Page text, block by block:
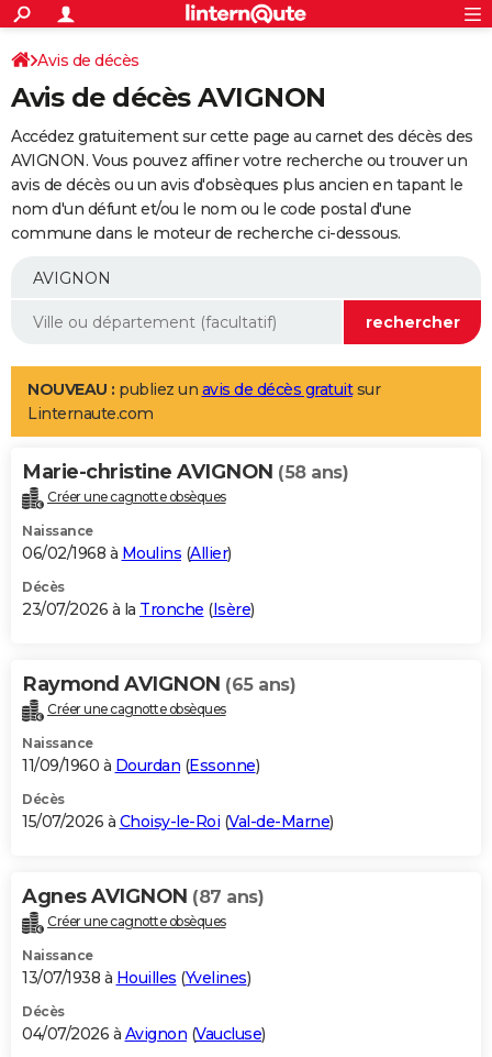
ACTUALITÉS
Politique
Société
Faits Divers
Education
Monde
Villes
+
SPORT
Coupe du monde 2026
Football
Tennis
Cyclisme
Rugby
Forum
Programme TV
TNT
Streaming
Cinéma
Sorties cinéma
Musique
+
FINANCE
Retraite
Epargne
Immobilier
Risques naturels par ville
Banque
Assurance
AUTO
Essais
Réserver un essai
Citadines
Berlines
SUV
Forum auto
+
Mobiles
Meilleur smartphone
Internet
Ordinateurs
Jeux vidéo
Guide high-tech
Aménagement intérieur
LIFESTYLE
Art de vivre
Bien-être
Loisirs
Mode
Modes de vie
Alimentation
Guide de la santé
Maladies
Médicaments
Sommeil
VOYAGE
Destinations
City break
Voyage nature
Voyage de noces
Forum
Climat
+PHOTO
GUIDES D'ACHAT
BONS PLANS
Carte de Noël
Carte Bonne année
Carte Saint-Valentin
Carte Pâques
Carte d'anniversaire
DICTIONNAIRE
Dictionnaire
Biographies
Citations
Expressions
Proverbes
PROGRAMME TV
S'inscrire
Se connecter
Lycées
Collèges
Primaires
Universités
Entreprises
Service militaire
Avis de recherche
AVIS DE DÉCÈS
Bricolage
Lifestyle
Culture
Sport
Auto
Television
Voyage
Cinema
Avis de décès
Avis de décès AVIGNON
Accédez gratuitement sur cette page au carnet des décès des
AVIGNON. Vous pouvez affiner votre recherche ou trouver un
avis de décès ou un avis d'obsèques plus ancien en tapant le
nom d'un défunt et/ou le nom ou le code postal d'une
commune dans le moteur de recherche ci-dessous.
NOUVEAU : publiez un avis de décès gratuitsur
Linternaute.com
Marie-christine AVIGNON (58 ans)
Créer une cagnotte obsèques
Naissance
06/02/1968 à Moulins (Allier)
Décès
23/07/2026 à la Tronche (Isère)
Raymond AVIGNON (65 ans)
Créer une cagnotte obsèques
Naissance
11/09/1960 à Dourdan (Essonne)
Décès
15/07/2026 à Choisy-le-Roi (Val-de-Marne)
Agnes AVIGNON (87 ans)
Créer une cagnotte obsèques
Naissance
13/07/1938 à Houilles (Yvelines)
Décès
04/07/2026 à Avignon (Vaucluse)